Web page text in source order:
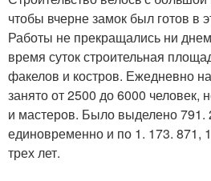
чтобы вчерне замок был готов в
Работы не прекращались ни
время суток строительная
факелов и костров. Ежедневно
занято от 2500 до 6000 человек,
и мастеров. Было выделено 791.
единовременно и по 1. 173. 871,
трех лет.